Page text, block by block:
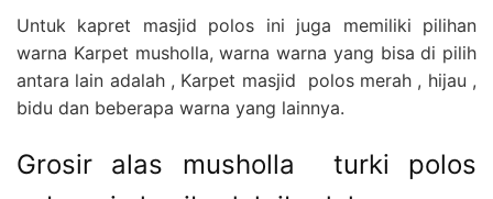
Untuk kapret masjid polos ini juga memiliki pilihan
warna Karpet musholla, warna warna yang bisa di pilih
antara lain adalah , Karpet masjid polos merah , hijau ,
bidu dan beberapa warna yang lainnya.
Grosir alas musholla turki polos